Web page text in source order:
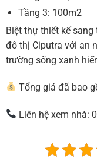
Tầng 3: 100m2
Biệt thự thiết kế
đô thị Ciputra với an
trường sống xanh
Tổng giá đã bao
Liên hệ xem nhà: